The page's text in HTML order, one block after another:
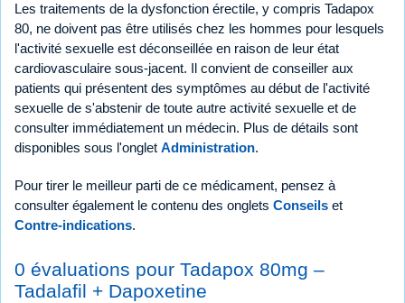
Les traitements de la dysfonction érectile, y compris Tadapox
80, ne doivent pas être utilisés chez les hommes pour lesquels
l'activité sexuelle est déconseillée en raison de leur état
cardiovasculaire sous-jacent. Il convient de conseiller aux
patients qui présentent des symptômes au début de l'activité
sexuelle de s'abstenir de toute autre activité sexuelle et de
consulter immédiatement un médecin. Plus de détails sont
disponibles sous l'onglet Administration.
Pour tirer le meilleur parti de ce médicament, pensez à
consulter également le contenu des onglets Conseils et
Contre-indications.
0 évaluations pour Tadapox 80mg –
Tadalafil + Dapoxetine